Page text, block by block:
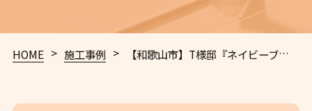
HOME > 施工事例 > 【和歌山市】T様邸 『ネイビーブルーのワントーンで統一された外壁とブラックの屋根で、清潔感が溢れつつ落ち着きのある仕上がりに…✧₊°』